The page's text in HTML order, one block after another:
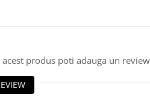
produs poti adauga un